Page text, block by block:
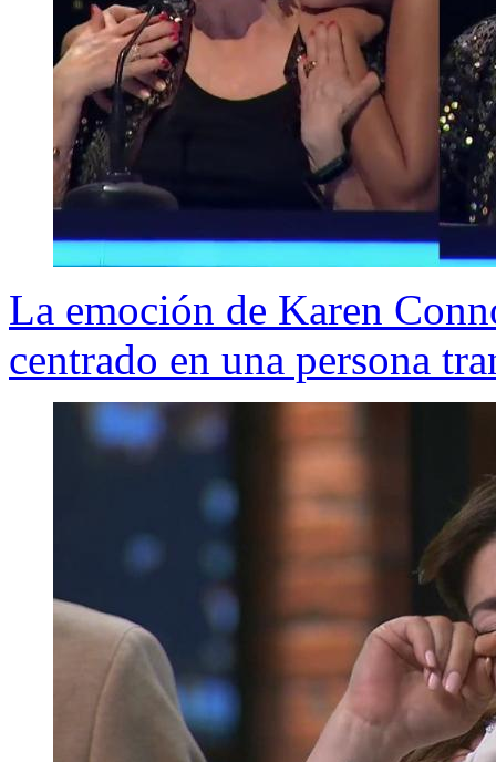
La emoción de Karen
centrado en una persona